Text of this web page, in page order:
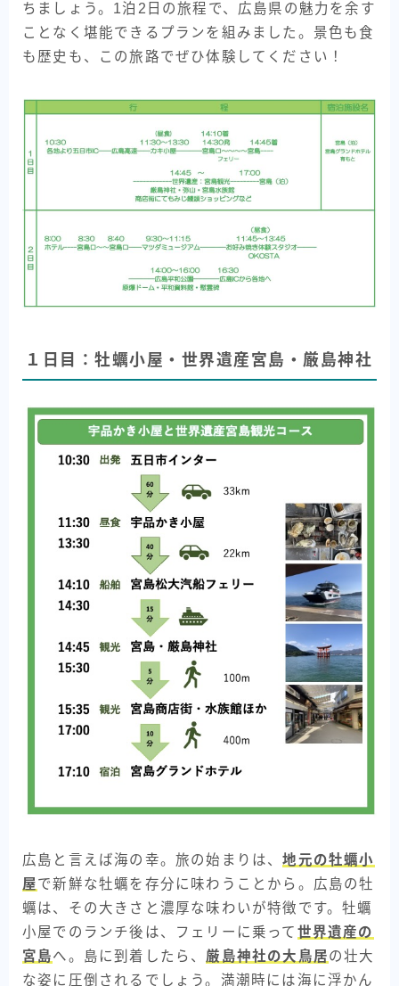
ちましょう。1泊2日の旅程で、広島県の魅力を余す
ことなく堪能できるプランを組みました。景色も食
も歴史も、この旅路でぜひ体験してください！
１日目：牡蠣小屋・世界遺産宮島・厳島神社
広島と言えば海の幸。旅の始まりは、地元の牡蠣小
屋で新鮮な牡蠣を存分に味わうことから。広島の牡
蠣は、その大きさと濃厚な味わいが特徴です。牡蠣
小屋でのランチ後は、フェリーに乗って 世界遺産の
宮島へ。島に到着したら、 厳島神社の大鳥居の壮大
な姿に圧倒されるでしょう。満潮時には海に浮かん